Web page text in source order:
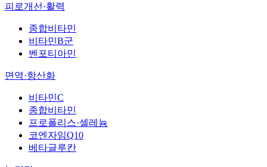
피로개선·활력
종합비타민
비타민B군
벤포티아민
면역·항산화
비타민C
종합비타민
프로폴리스·셀레늄
코엔자임Q10
베타글루칸